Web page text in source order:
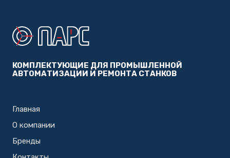
КОМПЛЕКТУЮЩИЕ ДЛЯ ПРОМЫШЛЕННОЙ
АВТОМАТИЗАЦИИ И РЕМОНТА СТАНКОВ
Главная
О компании
Бренды